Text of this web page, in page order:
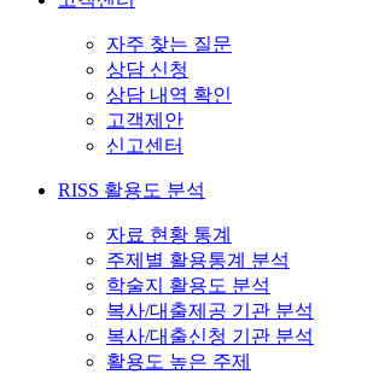
자주 찾는 질문
상담 신청
상담 내역 확인
고객제안
신고센터
RISS 활용도 분석
자료 현황 통계
주제별 활용통계 분석
학술지 활용도 분석
복사/대출제공 기관 분석
복사/대출신청 기관 분석
활용도 높은 주제